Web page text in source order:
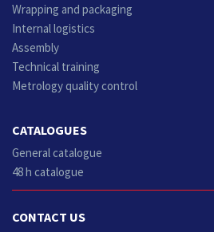
Wrapping and packaging
Internal logistics
Assembly
Technical training
Metrology quality control
CATALOGUES
General catalogue
48 h catalogue
CONTACT US